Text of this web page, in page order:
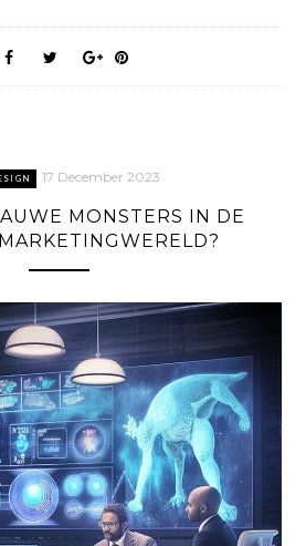
17 December 2023
MONSTERS IN DE